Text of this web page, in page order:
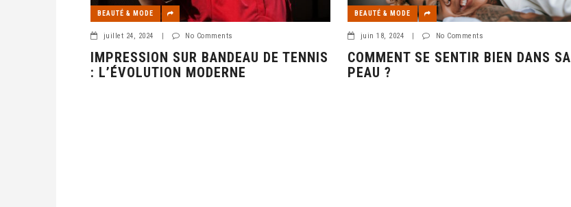
BEAUTÉ & MODE
juillet 24, 2024 No Comments
IMPRESSION SUR BANDEAU DE TENNIS
: L’ÉVOLUTION MODERNE
BEAUTÉ & MODE
juin 18, 2024 No Comments
COMMENT SE SENTIR BIEN DANS SA
PEAU ?